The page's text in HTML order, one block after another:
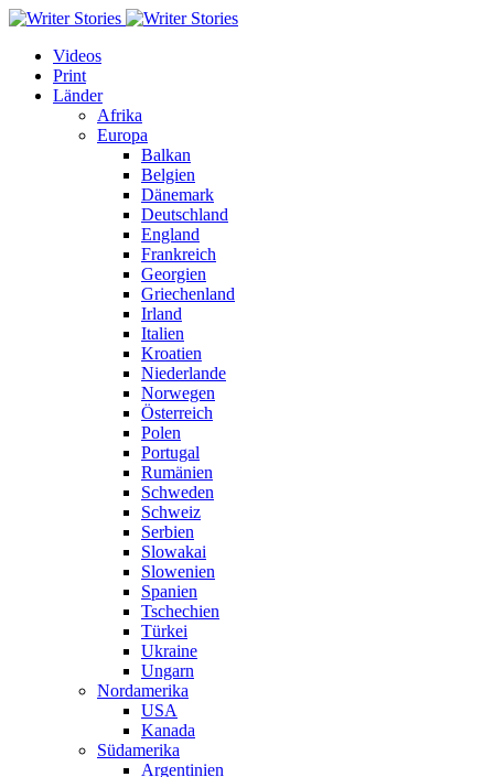
Videos
Print
Länder
Afrika
Europa
Balkan
Belgien
Dänemark
Deutschland
England
Frankreich
Georgien
Griechenland
Irland
Italien
Kroatien
Niederlande
Norwegen
Österreich
Polen
Portugal
Rumänien
Schweden
Schweiz
Serbien
Slowakai
Slowenien
Spanien
Tschechien
Türkei
Ukraine
Ungarn
Nordamerika
USA
Kanada
Südamerika
Argentinien